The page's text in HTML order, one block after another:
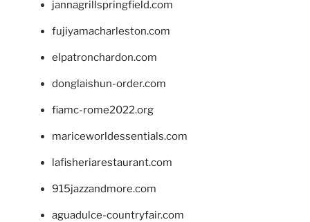
jannagrillspringfield.com
fujiyamacharleston.com
elpatronchardon.com
donglaishun-order.com
fiamc-rome2022.org
mariceworldessentials.com
lafisheriarestaurant.com
915jazzandmore.com
aguadulce-countryfair.com